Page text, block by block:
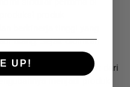
produk
berkinerja tinggi yang
ulang. Sejak didirikan
perkotaan"
lebih dari 35 juta sumpit dari
menjadi produk
UP!